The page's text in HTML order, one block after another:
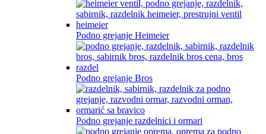
Podno grejanje Heimeier
Podno grejanje Bros
Podno grejanje razdelnici i ormari